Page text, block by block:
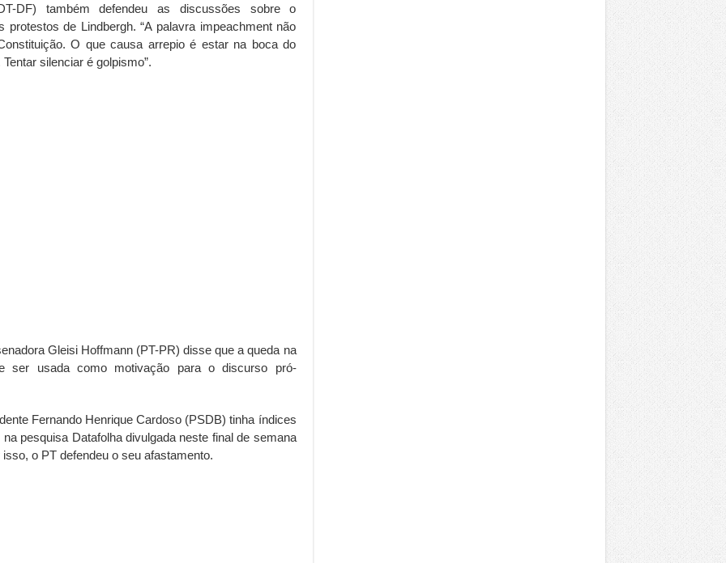
DF) também defendeu as discussões sobre o
de Lindbergh. “A palavra impeachment não
O que causa arrepio é estar na boca do
silenciar é golpismo”.
Gleisi Hoffmann (PT-PR) disse que a queda na
ser usada como motivação para o discurso pró-
Fernando Henrique Cardoso (PSDB) tinha índices
pesquisa Datafolha divulgada neste final de semana
o PT defendeu o seu afastamento.